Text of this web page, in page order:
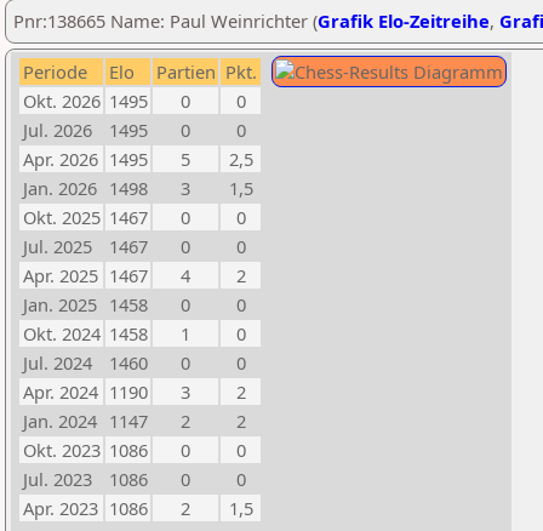
Pnr:138665 Name: Paul Weinrichter (Grafik Elo-Zeitreihe,
Periode Elo Partien Pkt.
Okt. 2026 1495 0
0
Jul. 2026
1495 0
0
Apr. 2026 1495 5
2,5
Jan. 2026 1498 3
1,5
Okt. 2025 1467 0
0
Jul. 2025
1467 0
0
Apr. 2025 1467 4
2
Jan. 2025 1458 0
0
Okt. 2024 1458 1
0
Jul. 2024
1460 0
0
Apr. 2024 1190 3
2
Jan. 2024 1147 2
2
Okt. 2023 1086 0
0
Jul. 2023
1086 0
0
Apr. 2023 1086 2
1,5